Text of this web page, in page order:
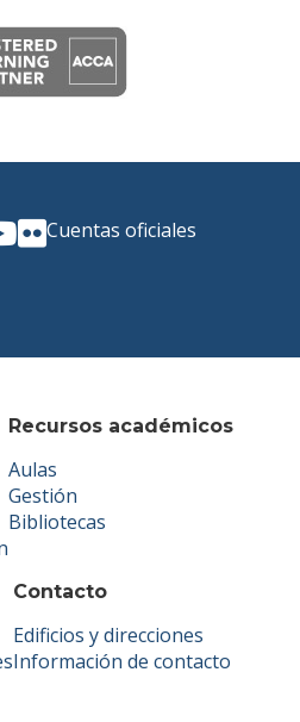
Recursos académicos
Aulas
Gestión
Bibliotecas
Contacto
Edificios y direcciones
Información de contacto
Cuentas oficiales